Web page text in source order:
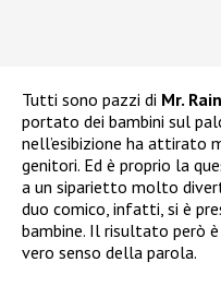
Tutti sono pazzi di Mr. Rain
portato dei bambini sul
nell’esibizione ha attirato
genitori. Ed è proprio la
a un siparietto molto
duo comico, infatti, si è
bambine. Il risultato però
vero senso della parola.